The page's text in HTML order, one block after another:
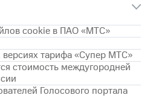
cookie в ПАО «МТС»
тарифа «Супер МТС»
стоимость междугородней
Голосового портала